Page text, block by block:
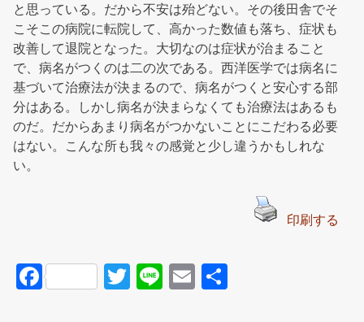
と思っている。だから不安は殆どない。その後田舎でそ
こそこの病院に転院して、高かった数値も落ち、症状も
改善して退院となった。大切なのは症状が治まること
で、病名がつくのは二の次である。西洋医学では病名に
基づいて治療法が決まるので、病名がつくと安心する部
分はある。しかし病名が決まらなくても治療法はあるも
のだ。だからあまり病名がつかないことにこだわる必要
はない。こんな所も我々の感覚と少し違うかもしれな
い。
印刷する
F
T
Li
E